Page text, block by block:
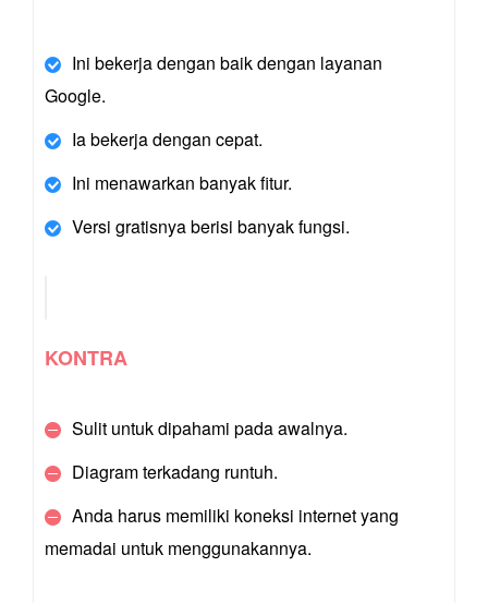
Ini bekerja dengan baik dengan layanan
Google.
Ia bekerja dengan cepat.
Ini menawarkan banyak fitur.
Versi gratisnya berisi banyak fungsi.
KONTRA
Sulit untuk dipahami pada awalnya.
Diagram terkadang runtuh.
Anda harus memiliki koneksi internet yang
memadai untuk menggunakannya.